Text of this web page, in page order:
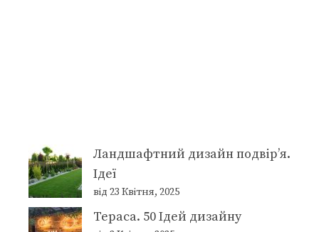
Ландшафтний дизайн подвір’я.
Ідеї
від 23 Квітня, 2025
Тераса. 50 Ідей дизайну